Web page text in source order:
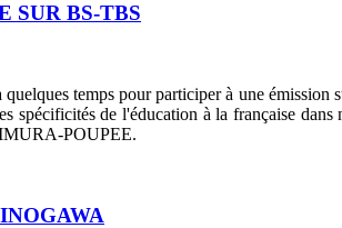
SUR BS-TBS
temps pour participer à une
spécificités de l'éducation à la française
POUPEE.